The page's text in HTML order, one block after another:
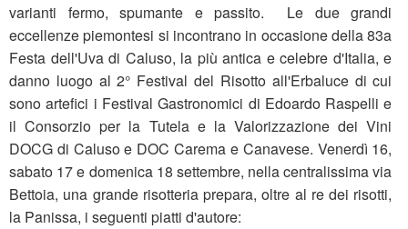
varianti fermo, spumante e passito. Le due grandi
eccellenze piemontesi si incontrano in occasione della 83a
Festa dell'Uva di Caluso, la più antica e celebre d'Italia, e
danno luogo al 2° Festival del Risotto all'Erbaluce di cui
sono artefici i Festival Gastronomici di Edoardo Raspelli e
il Consorzio per la Tutela e la Valorizzazione dei Vini
DOCG di Caluso e DOC Carema e Canavese. Venerdì 16,
sabato 17 e domenica 18 settembre, nella centralissima via
Bettoia, una grande risotteria prepara, oltre al re dei risotti,
la Panissa, i seguenti piatti d'autore: